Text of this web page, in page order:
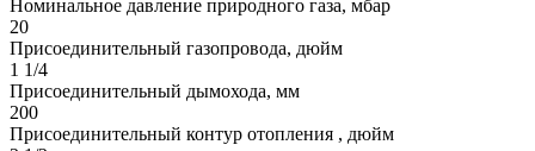
Номинальное давление природного газа, мбар
20
Присоединительный газопровода, дюйм
1 1/4
Присоединительный дымохода, мм
200
Присоединительный контур отопления , дюйм